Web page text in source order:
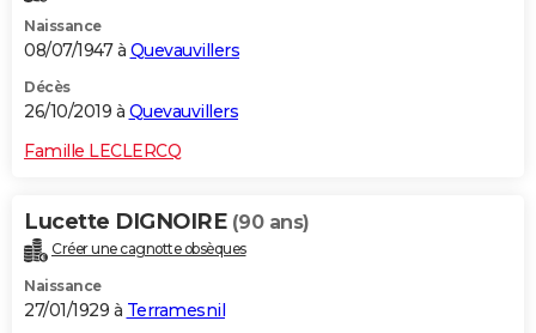
Naissance
08/07/1947 à Quevauvillers
Décès
26/10/2019 à Quevauvillers
Famille LECLERCQ
Lucette DIGNOIRE (90 ans)
Créer une cagnotte obsèques
Naissance
27/01/1929 à Terramesnil